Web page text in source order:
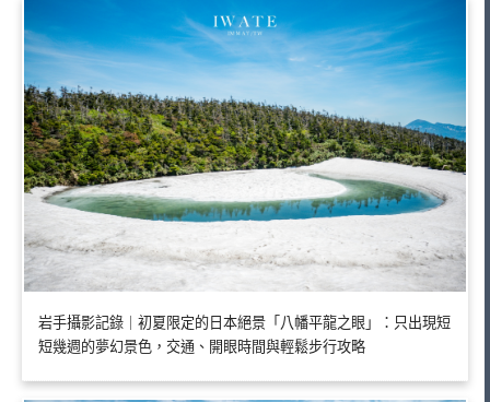
岩手攝影記錄｜初夏限定的日本絕景「八幡平龍之眼」：只出現短
短幾週的夢幻景色，交通、開眼時間與輕鬆步行攻略